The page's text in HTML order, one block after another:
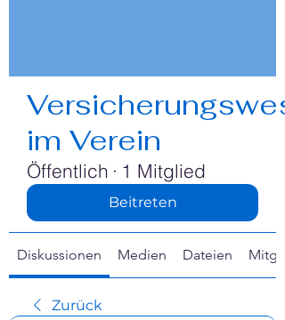
im Verein
Öffentlich · 1 Mitglied
Beitreten
Diskussionen Medien Dateien
Zurück